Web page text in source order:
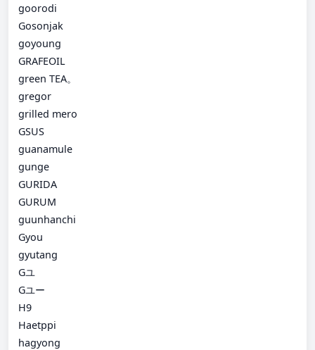
goorodi
Gosonjak
goyoung
GRAFEOIL
green TEA。
gregor
grilled mero
GSUS
guanamule
gunge
GURIDA
GURUM
guunhanchi
Gyou
gyutang
Gユ
Gユー
H9
Haetppi
hagyong